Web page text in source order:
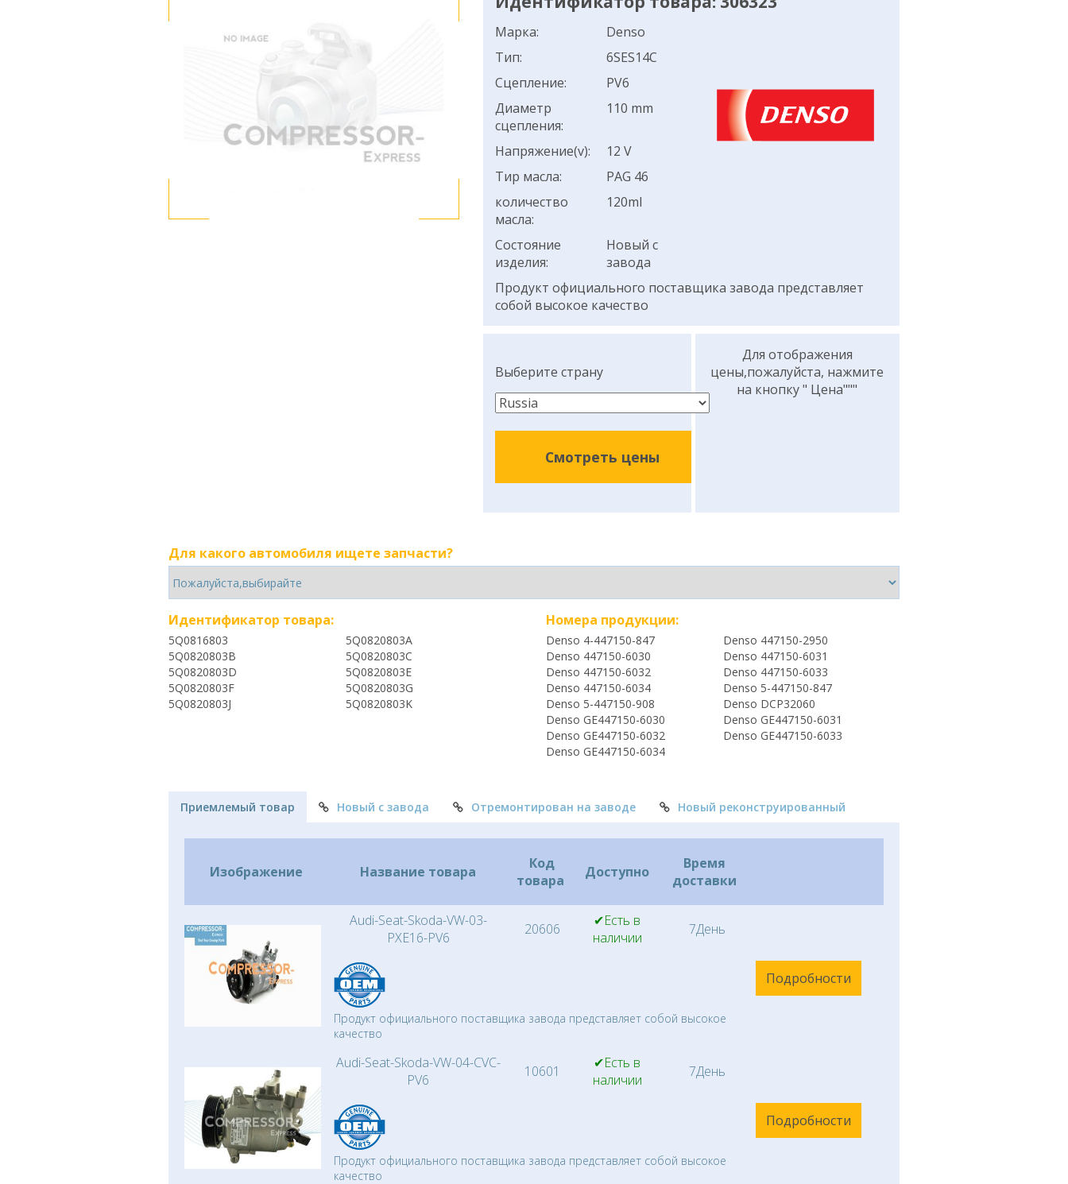
Марка:
Denso
Тип:
6SES14C
Сцепление:
PV6
Диаметр
сцепления:
110 mm
Напряжение(v):
12 V
Тир масла:
PAG 46
количество
масла:
120ml
Состояние
изделия:
Новый с
завода
Продукт официального поставщика завода представляет
собой высокое качество
Выберите страну
Смотреть цены
Для отображения
цены,пожалуйста, нажмите
на кнопку " Цена"""
Для какого автомобиля ищете запчасти?
Идентификатор товара:
5Q0816803
5Q0820803A
5Q0820803B
5Q0820803C
5Q0820803D
5Q0820803E
5Q0820803F
5Q0820803G
5Q0820803J
5Q0820803K
Номера продукции:
Denso 4-447150-847
Denso 447150-2950
Denso 447150-6030
Denso 447150-6031
Denso 447150-6032
Denso 447150-6033
Denso 447150-6034
Denso 5-447150-847
Denso 5-447150-908
Denso DCP32060
Denso GE447150-6030
Denso GE447150-6031
Denso GE447150-6032
Denso GE447150-6033
Denso GE447150-6034
Приемлемый товар Новый с завода Отремонтирован на заводе Новый реконструированный
Изображение Название товара
Код
товара
Доступно
Время
доставки
Audi-Seat-Skoda-VW-03-
PXE16-PV6
20606
✔Есть в
наличии
7День
Подробности
Продукт официального поставщика завода представляет собой высокое
качество
Audi-Seat-Skoda-VW-04-CVC-
PV6
10601
✔Есть в
наличии
7День
Подробности
Продукт официального поставщика завода представляет собой высокое
качество